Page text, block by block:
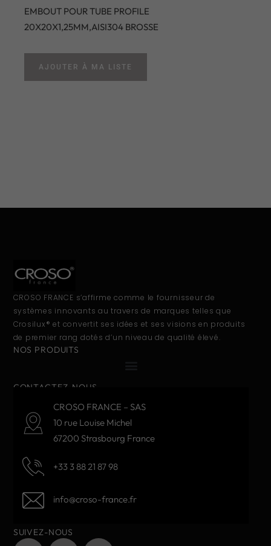
EMBOUT POUR TUBE PROFILE
20X20X1,25MM,AISI304 BROSSE
AJOUTER À MA LISTE
CROSO FRANCE s’affirme comme le fournisseur de
systèmes innovants au travers de marques telles que
Crosilux® et convertit ses idées et ses visions en produits
de premier rang dotés d’un niveau de qualité élevé.
NOS PRODUITS
CONTACTEZ-NOUS
CROSO FRANCE – SAS
10 rue Louise Michel
67200 Strasbourg France
+33 3 88 21 87 98
info@croso-france.fr
SUIVEZ-NOUS